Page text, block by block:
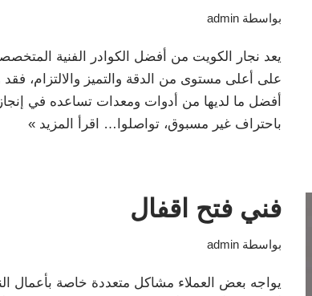
بواسطة admin
يعد نجار الكويت من أفضل الكوادر الفنية
على أعلى مستوى من الدقة والتميز والالتزام،
أفضل ما لديها من أدوات ومعدات تساعده في إنجاز
باحتراف غير مسبوق، تواصلوا…
اقرأ المزيد »
فني فتح اقفال
بواسطة admin
يواجه بعض العملاء مشاكل متعددة خاصة بأعمال